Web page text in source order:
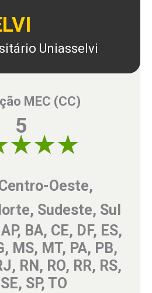
Uniasselvi
MEC (CC)
5
Oeste,
Sudeste, Sul
BA, CE, DF, ES,
MS, MT, PA, PB,
RN, RO, RR, RS,
SP, TO